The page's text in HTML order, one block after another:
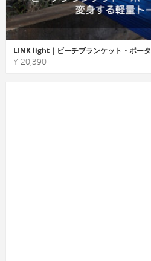
¥ 20,390